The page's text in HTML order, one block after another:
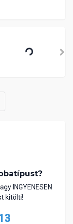
INGYENESEN
kitölti!